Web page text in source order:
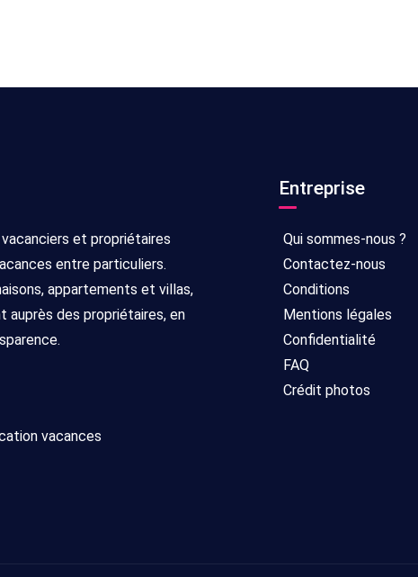
et propriétaires
entre particuliers.
appartements et villas,
des propriétaires, en
vacances
Entreprise
Qui sommes-nous ?
Contactez-nous
Conditions
Mentions légales
Confidentialité
FAQ
Crédit photos